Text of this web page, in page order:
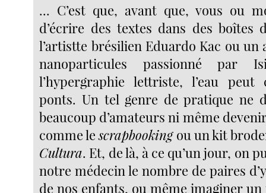
... C’est que, avant que, vous ou
d’écrire des textes dans des boîtes
l’artistte brésilien Eduardo Kac ou un
nanoparticules passionné par
l’hypergraphie lettriste, l’eau
ponts. Un tel genre de pratique ne
beaucoup d’amateurs ni même
comme lescrapbookingou un kit
Cultura. Et, de là, à ce qu’un jour, on
notre médecin le nombre de paires
de nos enfants, ou même imaginer